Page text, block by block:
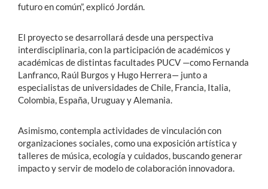
futuro en común”, explicó Jordán.
El proyecto se desarrollará desde una perspectiva
interdisciplinaria, con la participación de académicos y
académicas de distintas facultades PUCV —como Fernanda
Lanfranco, Raúl Burgos y Hugo Herrera— junto a
especialistas de universidades de Chile, Francia, Italia,
Colombia, España, Uruguay y Alemania.
Asimismo, contempla actividades de vinculación con
organizaciones sociales, como una exposición artística y
talleres de música, ecología y cuidados, buscando generar
impacto y servir de modelo de colaboración innovadora.